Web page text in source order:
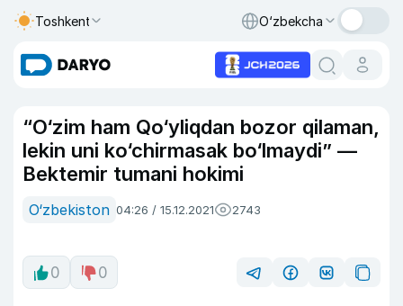
Toshkent O‘zbekcha
“O‘zim ham Qo‘yliqdan bozor qilaman,
lekin uni ko‘chirmasak bo‘lmaydi” —
Bektemir tumani hokimi
O‘zbekiston 04:26 / 15.12.2021 2743
0 0